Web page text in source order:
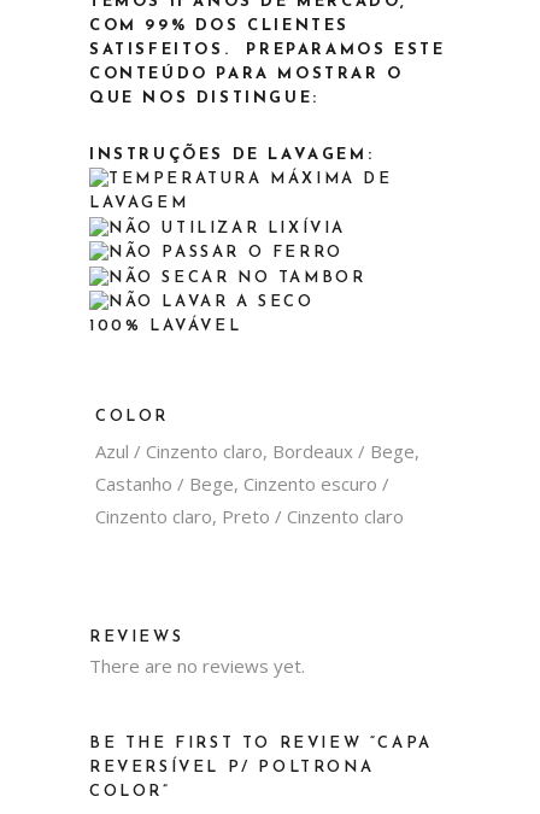
COM 99% DOS CLIENTES
SATISFEITOS. PREPARAMOS ESTE
CONTEÚDO PARA MOSTRAR O
QUE NOS DISTINGUE:
INSTRUÇÕES DE LAVAGEM:
100% LAVÁVEL
COLOR
Azul / Cinzento claro, Bordeaux / Bege,
Castanho / Bege, Cinzento escuro /
Cinzento claro, Preto / Cinzento claro
REVIEWS
There are no reviews yet.
BE THE FIRST TO REVIEW “CAPA
REVERSÍVEL P/ POLTRONA
COLOR”